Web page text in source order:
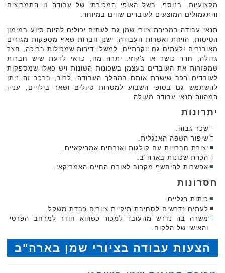
מקצועיות. בנוסף, בשל האופי המכירתי של עבודה זו התמריצים
והתגמולים המוצעים לעובדים שווים במיוחד.
תנאי עבודה במכירת ציורי שמן גם לעתים יכולים להיות סיוע במימון
הטיסות, הויזות ואשרות העבודה. ישנן חברות שאף מספקות מגורים
מאובזרים ולעתים גם יוקרתיים, למשל: דירות שמכילות בריכה, חצר
גדולה, חדר כושר או ג'קוזי. יתרה מזו, כדאי לדעת שיש חברות
שמפזרות את העובדים בעצמן בשכונות השונות ויש כאלו שמספקות
לעובדים רכב שישרת אותם במהלך העבודה. לרוב, ברכב זה ניתן
להשתמש גם בסופי השבוע למטרות טיולים ושאר בילויים, עניין
המהווה תנאי עבודה מעולה.
יתרונות
שכר גבוה.
שיפור השפה האנגלית.
יצירת חברויות עם קולגות ואזרחים אמריקאיים.
הכרת שכונות בארה"ב.
אפשרות להיחשף מקרוב לאורח החיים האמריקאי.
חסרונות
כיתות רגליים.
לעתים נדרשים לסחיבת תיקיית ציורים כבדת משקל.
משרה בה נדרש מהעובד למכור כשהוא חודר למרחב הפרטי
והאישי של הלקוח.
הצעות עבודה בציורי שמן בארה"ב